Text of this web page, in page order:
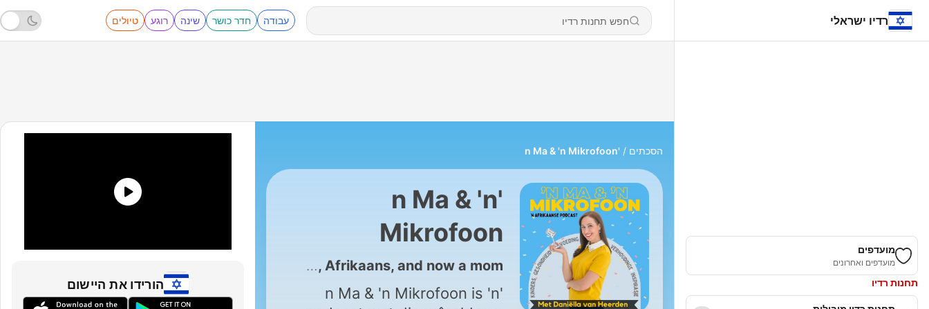
רדיו ישראלי עבודה חדר כושר שינה רוגע טיולים
מועדפים
מועדפים ואחרונים
תחנות רדיו
הסכתים 'n Ma & 'n Mikrofoon
'n Ma & 'n
Mikrofoon
109 - Veronica Ramokgoname: Aangeneem, Afrikaans, en nou ook 'n mamma/ Veronica Ramokgoname: Adopted, Afrikaans, and now a mom
'n Ma & 'n Mikrofoon is 'n
הורידו את היישום